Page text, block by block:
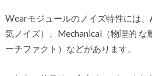
Wearモジュールのノイズ特性には
気ノイズ）、Mechanical（物理的
ーチファクト）などがあります。